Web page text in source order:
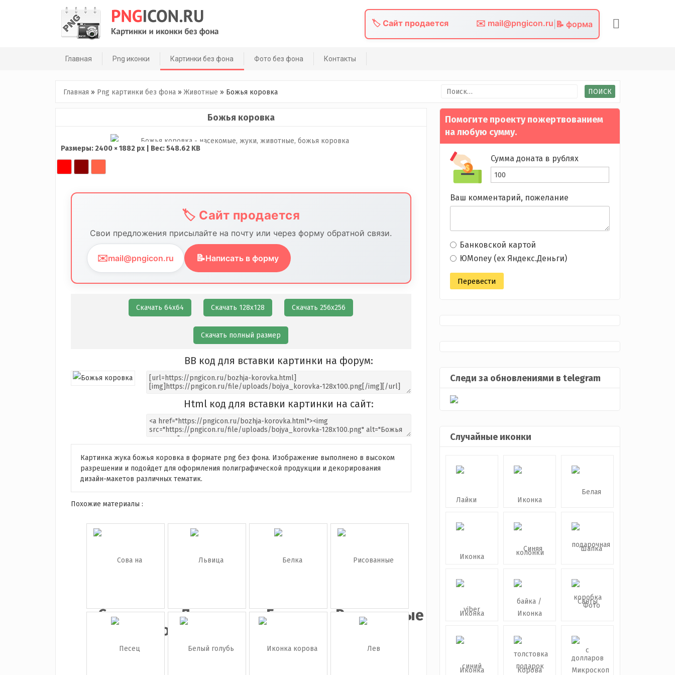
🏷️ Сайт продается ✉️ mail@pngicon.ru 📝 форма
Главная Png иконки Картинки без фона Фото без фона Контакты
Главная » Png картинки без фона» Животные » Божья коровка Найти:
Божья коровка
Размеры: 2400 × 1882 px | Вес: 548.62 KB
🏷️ Сайт продается
Свои предложения присылайте на почту или через форму обратной связи.
✉️mail@pngicon.ru 📝Написать в форму
Скачать 64х64 Скачать 128х128 Скачать 256х256
Скачать полный размер
BB код для вставки картинки на форум:
Html код для вставки картинки на сайт:
Картинка жука божья коровка в формате png без фона. Изображение выполнено в высоком
разрешении и подойдет для оформления полиграфической продукции и декорирования
дизайн-макетов различных тематик.
Похожие материалы :
Сова на
прозрачно...
Львица Белка
Рисованные
животн...
Помогите проекту пожертвованием
на любую сумму.
Сумма доната в рублях
Ваш комментарий, пожелание
Банковской картой
ЮMoney (ex Яндекс.Деньги)
Следи за обновлениями в telegram
Случайные иконки